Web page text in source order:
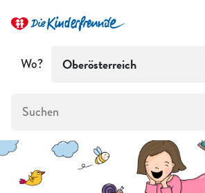
Wo? Oberösterreich